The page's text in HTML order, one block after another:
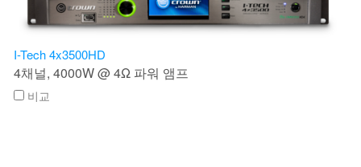
I-Tech 4x3500HD
4채널, 4000W @ 4Ω 파워 앰프
비교